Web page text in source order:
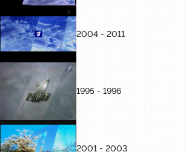
01:01
РЕКЛАМНЫЕ ЗАСТАВКИ (ЯНВАРЬ-
00:36
2004 - 2011
1995 - 1996
2001 - 2003